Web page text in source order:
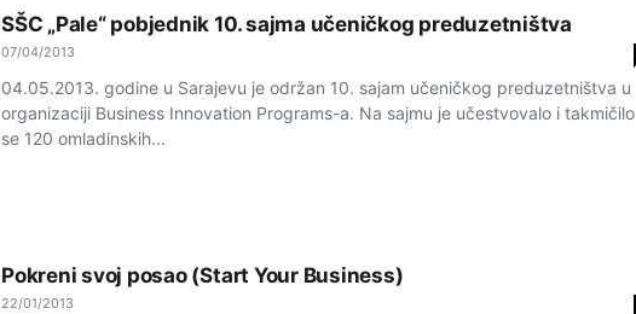
SŠC „Pale“ pobjednik 10. sajma učeničkog preduzetništva
07/04/2013
04.05.2013. godine u Sarajevu je održan 10. sajam učeničkog preduzetništva u
organizaciji Business Innovation Programs-a. Na sajmu je učestvovalo i takmičilo
se 120 omladinskih...
Pokreni svoj posao (Start Your Business)
22/01/2013